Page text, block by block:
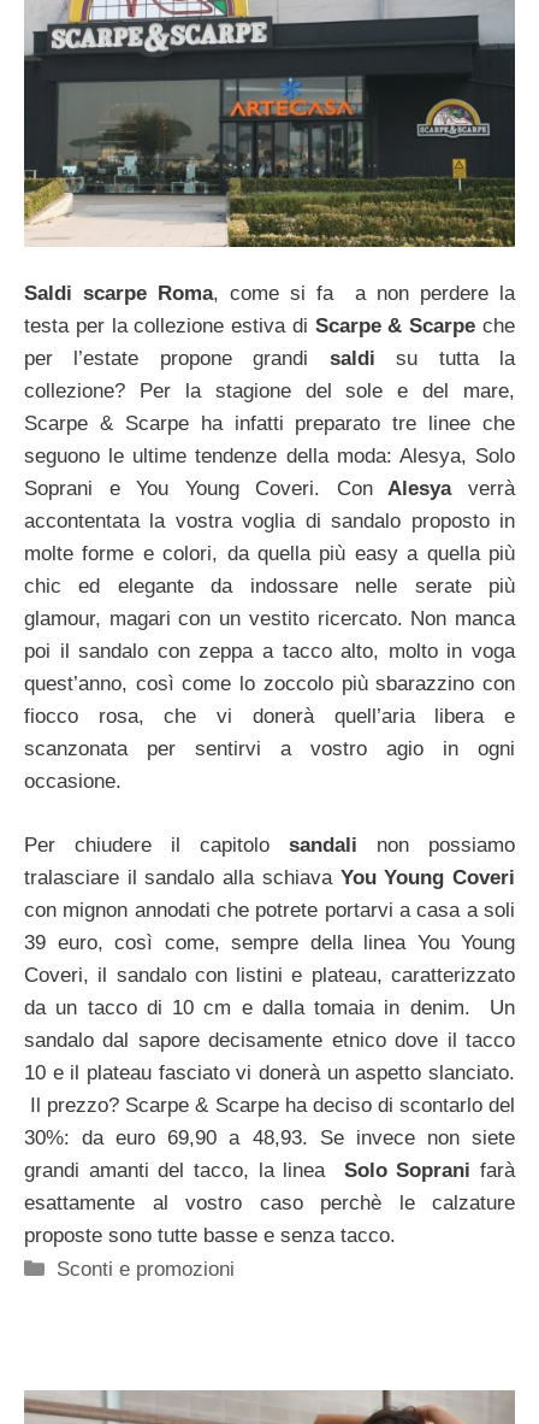
Saldi scarpe Roma, come si fa a non perdere la
testa per la collezione estiva di Scarpe & Scarpe che
per l’estate propone grandi saldi su tutta la
collezione? Per la stagione del sole e del mare,
Scarpe & Scarpe ha infatti preparato tre linee che
seguono le ultime tendenze della moda: Alesya, Solo
Soprani e You Young Coveri. ConAlesyaverrà
accontentata la vostra voglia di sandalo proposto in
molte forme e colori, da quella più easy a quella più
chic ed elegante da indossare nelle serate più
glamour, magari con un vestito ricercato. Non manca
poi il sandalo con zeppa a tacco alto, molto in voga
quest’anno, così come lo zoccolo più sbarazzino con
fiocco rosa, che vi donerà quell’aria libera e
scanzonata per sentirvi a vostro agio in ogni
occasione.
Per chiudere il capitolo sandali non possiamo
tralasciare il sandalo alla schiava You Young Coveri
con mignon annodati che potrete portarvi a casa a soli
39 euro, così come, sempre della linea You Young
Coveri, il sandalo con listini e plateau, caratterizzato
da un tacco di 10 cm e dalla tomaia in denim. Un
sandalo dal sapore decisamente etnico dove il tacco
10 e il plateau fasciato vi donerà un aspetto slanciato.
Il prezzo? Scarpe & Scarpe ha deciso di scontarlo del
30%: da euro 69,90 a 48,93. Se invece non siete
grandi amanti del tacco, la linea Solo Soprani farà
esattamente al vostro caso perchè le calzature
proposte sono tutte basse e senza tacco.
Categorie
Sconti e promozioni